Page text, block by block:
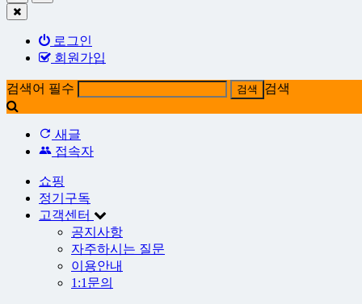
로그인
회원가입
검색어 필수 검색
새글
접속자
쇼핑
정기구독
고객센터
공지사항
자주하시는 질문
이용안내
1:1문의